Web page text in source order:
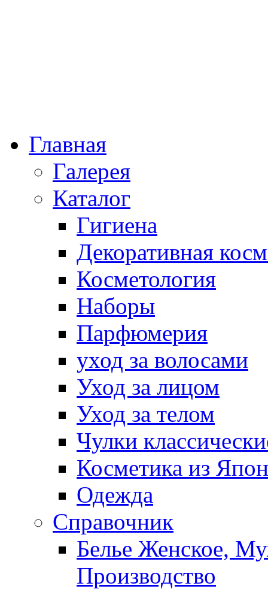
Главная
Галерея
Каталог
Гигиена
Декоративная
Косметология
Наборы
Парфюмерия
уход за волосами
Уход за лицом
Уход за телом
Чулки
Косметика из
Одежда
Справочник
Белье Женское,
Производство